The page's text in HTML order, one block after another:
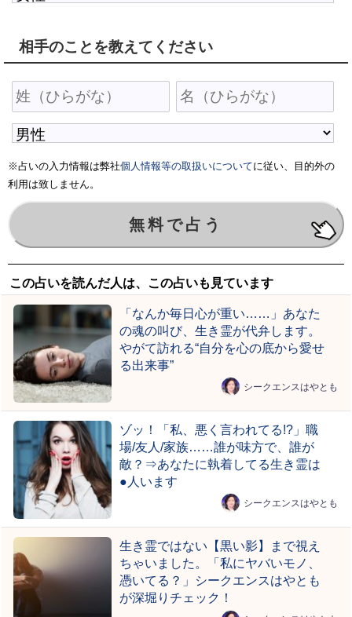
相手のことを教えてください
※占いの入力情報は弊社個人情報等の取扱いについてに従い、目的外の
利用は致しません。
この占いを読んだ人は、この占いも見ています
「なんか毎日心が重い……」あなた
の魂の叫び、生き霊が代弁します。
やがて訪れる“自分を心の底から愛せ
る出来事”
シークエンスはやとも
ゾッ！「私、悪く言われてる!?」職
場/友人/家族……誰が味方で、誰が
敵？⇒あなたに執着してる生き霊は
●人います
シークエンスはやとも
生き霊ではない【黒い影】まで視え
ちゃいました。「私にヤバいモノ、
憑いてる？」シークエンスはやとも
が深堀りチェック！